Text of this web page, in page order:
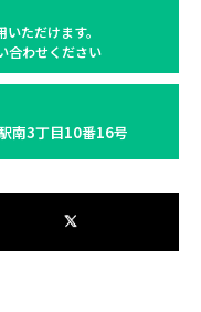
いただけます。
合わせください
南3丁目10番16号